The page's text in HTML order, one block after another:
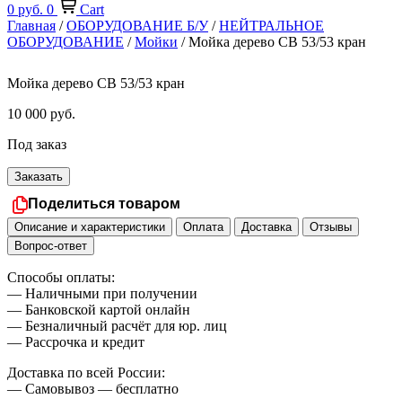
0 руб. 0
Cart
Главная /ОБОРУДОВАНИЕ Б/У/НЕЙТРАЛЬНОЕ
ОБОРУДОВАНИЕ /Мойки / Мойка дерево СВ 53/53 кран
Мойка дерево СВ 53/53 кран
10 000 руб.
Под заказ
Заказать
Поделиться товаром
Описание и характеристики Оплата Доставка
Отзывы
Вопрос-ответ
Способы оплаты:
— Наличными при получении
— Банковской картой онлайн
— Безналичный расчёт для юр. лиц
— Рассрочка и кредит
Доставка по всей России:
— Самовывоз — бесплатно